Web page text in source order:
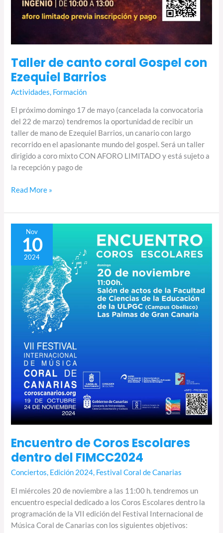
Taller de canto coral Gospel con
Ezequiel Barrios
Actividades, Formación
El próximo domingo 17 de mayo (cancelada la convocatoria
del 22 de marzo) tendremos la oportunidad de recibir un
taller de mano de Ezequiel Barrios, un canario con largo
recorrido en el apasionante mundo del gospel. Será un taller
dirigido a coro mixto CON AFORO LIMITADO y está sujeto a
la recepción y pago de
Read More »
Nov
10
2024
Encuentro de Coros Escolares
dentro del FIMCC2024
Conciertos, Edición 2024, Festival Coral de Canarias
El miércoles 20 de noviembre a las 11:00 h. tendremos un
encuentro especial dedicado a los Coros Escolares dentro la
programación de la VII edición del Festival Internacional de
Música Coral de Canarias con los siguientes objetivos:
Encuentro
Coros
dentro
FIMCC2024